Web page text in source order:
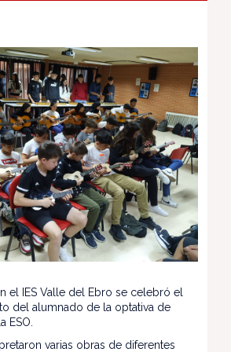
el IES Valle del Ebro se celebró el
del alumnado de la optativa de
ESO.
varias obras de diferentes